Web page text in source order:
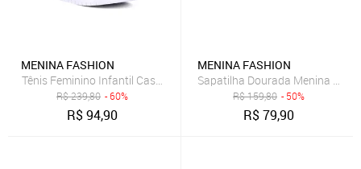
MENINA FASHION
Tênis Feminino Infantil Casual Cano Médio Refletivo Recortes
R$239,80 - 60%
R$94,90
MENINA FASHION
Sapatilha Dourada Menina
R$159,80 - 50%
R$79,90